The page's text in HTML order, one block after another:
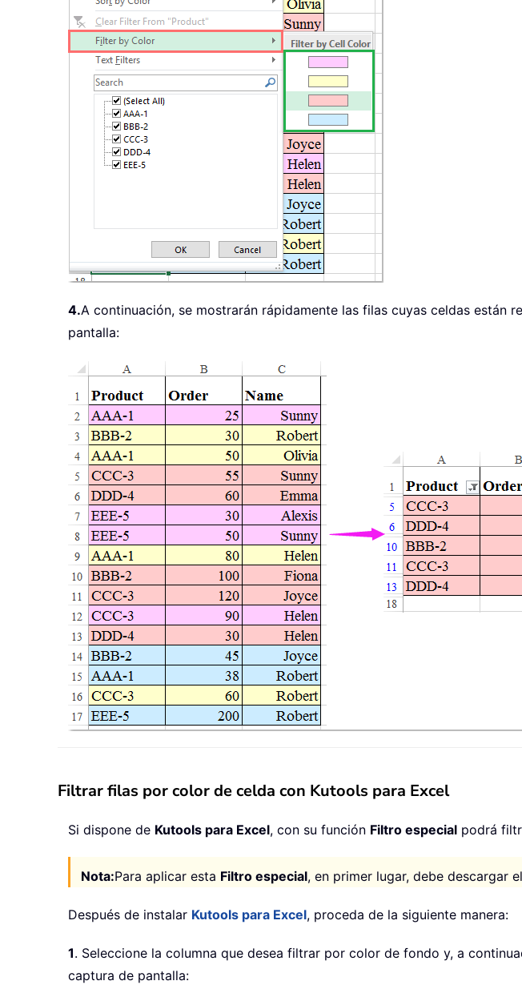
4.A continuación, se mostrarán rápidamente las filas cuyas celdas están
pantalla:
Filtrar filas por color de celda con Kutools para Excel
Si dispone de Kutools para Excel, con su función Filtro especial podrá
Nota:Para aplicar esta Filtro especial, en primer lugar, debe descargar el
Después de instalar Kutools para Excel, proceda de la siguiente manera:
1. Seleccione la columna que desea filtrar por color de fondo y, a
captura de pantalla: